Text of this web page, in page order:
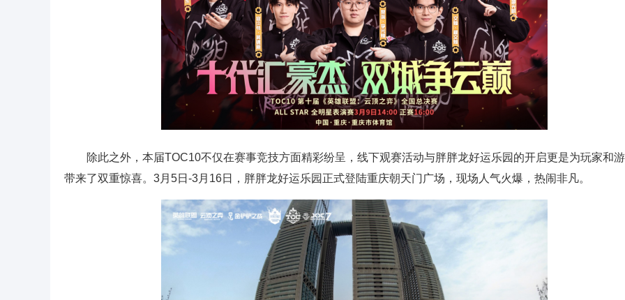
除此之外，本届TOC10不仅在赛事竞技方面精彩纷呈，线下观赛活动与胖胖龙好运乐园的开启更是为玩家和
带来了双重惊喜。3月5日-3月16日，胖胖龙好运乐园正式登陆重庆朝天门广场，现场人气火爆，热闹非凡。